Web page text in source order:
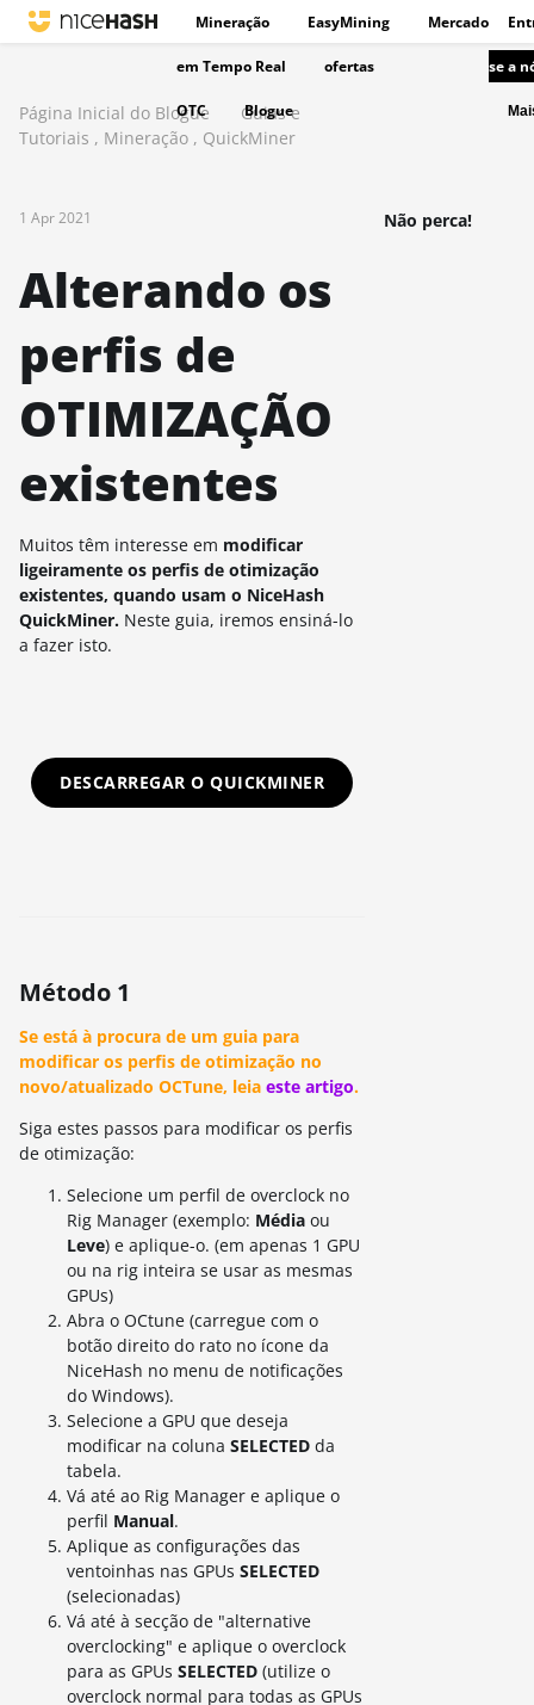
Mineração EasyMining Mercado
em Tempo Real ofertas
OTC Blogue
se a
Página Inicial do Blogue
Guias e
Tutoriais , Mineração , QuickMiner
1 Apr 2021
Alterando os
perfis de
OTIMIZAÇÃO
existentes
Muitos têm interesse em modificar
ligeiramente os perfis de otimização
existentes, quando usam o NiceHash
QuickMiner. Neste guia, iremos ensiná-lo
a fazer isto.
DESCARREGAR O QUICKMINER
Método 1
Se está à procura de um guia para
modificar os perfis de otimização no
novo/atualizado OCTune, leia este artigo.
Siga estes passos para modificar os perfis
de otimização:
Selecione um perfil de overclock no
Rig Manager (exemplo: Média ou
Leve) e aplique-o. (em apenas 1 GPU
ou na rig inteira se usar as mesmas
GPUs)
Abra o OCtune (carregue com o
botão direito do rato no ícone da
NiceHash no menu de notificações
do Windows).
Selecione a GPU que deseja
modificar na coluna SELECTED da
tabela.
Vá até ao Rig Manager e aplique o
perfil Manual.
Aplique as configurações das
ventoinhas nas GPUs SELECTED
(selecionadas)
Vá até à secção de "alternative
overclocking" e aplique o overclock
para as GPUs SELECTED (utilize o
overclock normal para todas as GPUs
Não perca!